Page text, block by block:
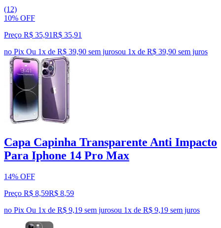
(12)
10% OFF
Preço R$ 35,91R$ 35,91
no Pix Ou 1x de R$ 39,90 sem jurosou 1x de R$ 39,90 sem juros
Capa Capinha Transparente Anti Impacto
Para Iphone 14 Pro Max
14% OFF
Preço R$ 8,59R$ 8,59
no Pix Ou 1x de R$ 9,19 sem jurosou 1x de R$ 9,19 sem juros